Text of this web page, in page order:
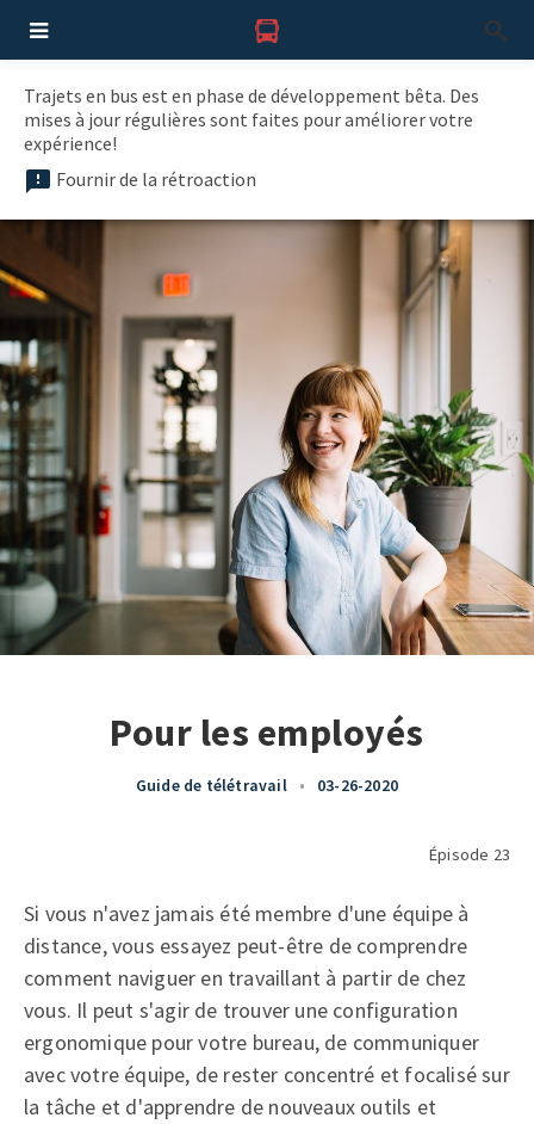
Trajets en bus est en phase de développement bêta. Des
mises à jour régulières sont faites pour améliorer votre
expérience!
Fournir de la rétroaction
Pour les employés
Guide de télétravail • 03-26-2020
Épisode 23
Si vous n'avez jamais été membre d'une équipe à
distance, vous essayez peut-être de comprendre
comment naviguer en travaillant à partir de chez
vous. Il peut s'agir de trouver une configuration
ergonomique pour votre bureau, de communiquer
avec votre équipe, de rester concentré et focalisé sur
la tâche et d'apprendre de nouveaux outils et